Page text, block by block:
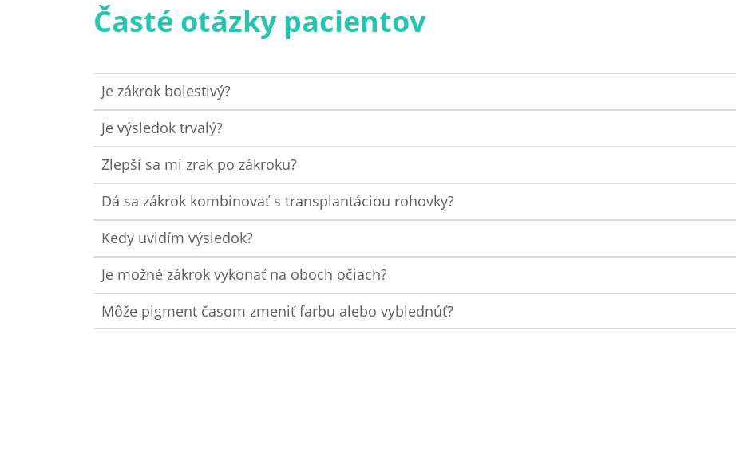
Časté otázky pacientov
Je zákrok bolestivý?
Je výsledok trvalý?
Zlepší sa mi zrak po zákroku?
Dá sa zákrok kombinovať s transplantáciou rohovky?
Kedy uvidím výsledok?
Je možné zákrok vykonať na oboch očiach?
Môže pigment časom zmeniť farbu alebo vyblednúť?